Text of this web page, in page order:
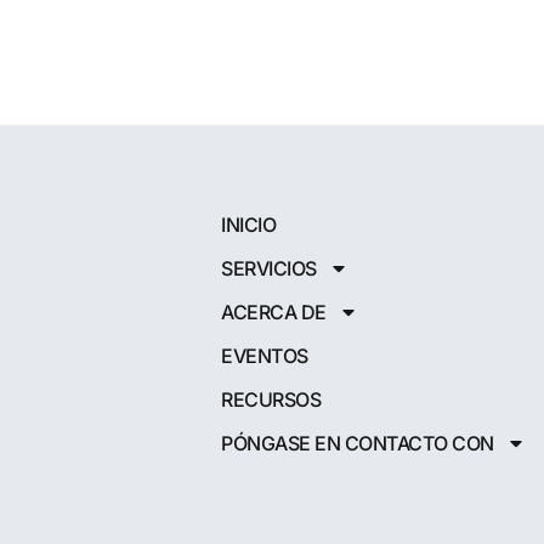
INICIO
SERVICIOS
ACERCA DE
EVENTOS
RECURSOS
PÓNGASE EN CONTACTO CON